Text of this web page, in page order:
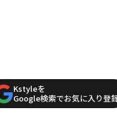
Kstyleを
Google検索でお気に入り登